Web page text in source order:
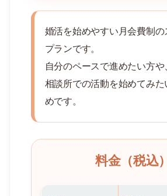
婚活を始めやすい月会費制の
プランです。
自分のペースで進めたい方
相談所での活動を始めてみた
めです。
料金（税込）